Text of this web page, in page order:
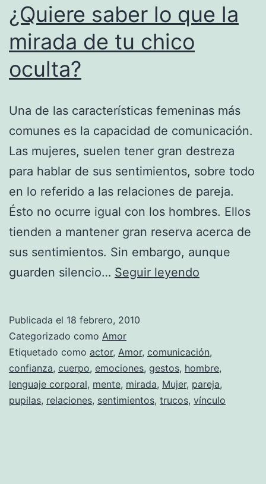
¿Quiere saber lo que la
mirada de tu chico
oculta?
Una de las características femeninas más
comunes es la capacidad de comunicación.
Las mujeres, suelen tener gran destreza
para hablar de sus sentimientos, sobre todo
en lo referido a las relaciones de pareja.
Ésto no ocurre igual con los hombres. Ellos
tienden a mantener gran reserva acerca de
sus sentimientos. Sin embargo, aunque
guarden silencio… Seguir leyendo
la
mirada
de
Publicada el 18 febrero, 2010
Categorizado como Amor
Etiquetado como actor, Amor, comunicación,
confianza, cuerpo, emociones, gestos, hombre,
lenguaje corporal, mente, mirada, Mujer, pareja,
pupilas, relaciones, sentimientos, trucos, vínculo